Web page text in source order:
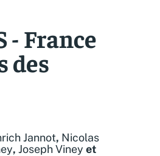
- France
des
Jannot, Nicolas
, Joseph Viney et